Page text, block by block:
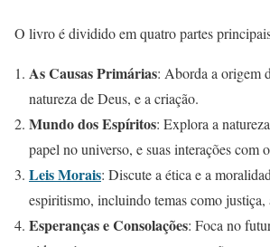
O livro é dividido em quatro partes
As Causas Primárias: Aborda a origem
natureza de Deus, e a criação.
Mundo dos Espíritos: Explora a
papel no universo, e suas interações com
Leis Morais: Discute a ética e a
espiritismo, incluindo temas como justiça,
Esperanças e Consolações: Foca no